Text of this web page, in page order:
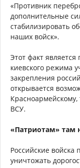
«Противник
дополнительные
стабилизировать
наших войск».
Этот факт
киевского режима
закрепления
открывается
Красноармейскому,
ВСУ.
«Патриотам» там
Российские
уничтожать